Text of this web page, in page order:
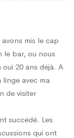
mis le cap
le bar, ou nous
oui 20 ans déjà. A
linge avec ma
de visiter
succédé. Les
qui ont